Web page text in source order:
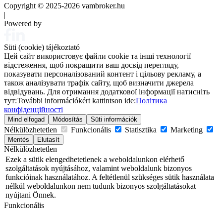
Copyright © 2025-2026 vambroker.hu
|
Powered by
Süti (cookie) tájékoztató
Цей сайт використовує файли cookie та інші технології
відстеження, щоб покращити ваш досвід перегляду,
показувати персоналізований контент і цільову рекламу, а
також аналізувати трафік сайту, щоб визначити джерела
відвідувань. Для отримання додаткової інформації натисніть
тут:További információkért kattintson ide:Політика
конфіденційності
Mind elfogad Módosítás Süti információk
Nélkülözhetetlen Funkcionális Statisztika Marketing
Mentés Elutasít
Nélkülözhetetlen
Ezek a sütik elengedhetetlenek a weboldalunkon elérhető
szolgáltatások nyújtásához, valamint weboldalunk bizonyos
funkcióinak használatához. A feltétlenül szükséges sütik használata
nélkül weboldalunkon nem tudunk bizonyos szolgáltatásokat
nyújtani Önnek.
Funkcionális